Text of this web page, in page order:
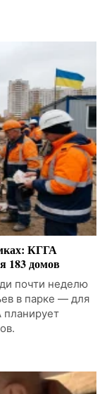
КГГА
183 домов
почти неделю
в парке — для
планирует